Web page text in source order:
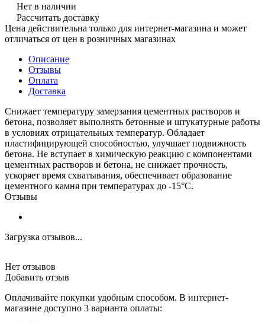
Нет в наличии
Рассчитать доставку
Цена действительна только для интернет-магазина и может
отличаться от цен в розничных магазинах
Описание
Отзывы
Оплата
Доставка
Снижает температуру замерзания цементных растворов и
бетона, позволяет выполнять бетонные и штукатурные работы
в условиях отрицательных температур. Обладает
пластифицирующей способностью, улучшает подвижность
бетона. Не вступает в химическую реакцию с компонентами
цементных растворов и бетона, не снижает прочность,
ускоряет время схватывания, обеспечивает образование
цементного камня при температурах до -15°С.
Отзывы
Загрузка отзывов...
Нет отзывов
Добавить отзыв
Оплачивайте покупки удобным способом. В интернет-
магазине доступно 3 варианта оплаты: